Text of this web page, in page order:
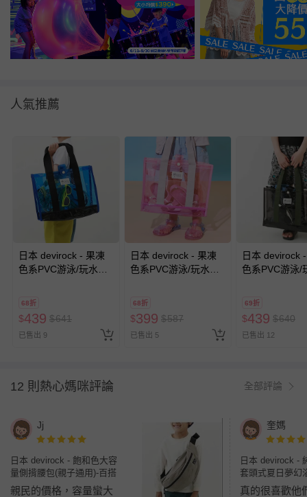
人氣推薦
日本 devirock - 果凍
色系PVC游泳/玩水包-
68折
$439 $641
已售出 9
日本 devirock - 果凍
色系PVC游泳/玩水包-
68折
$399 $587
已售出 5
日本 devirock
色系PVC游泳/
69折
$439 $640
已售出 12
12 則熱心媽咪評論 全部評論
Jj
日本 devirock - 飽和色大容
量側揹腰包(親子通用)-百搭
灰 (約17x43x11cm)
親民的價格，容量蠻大
奎媽
日本 devirock -
套頭式夏日夢幻
繡球花-薰衣草x
真的很喜歡他